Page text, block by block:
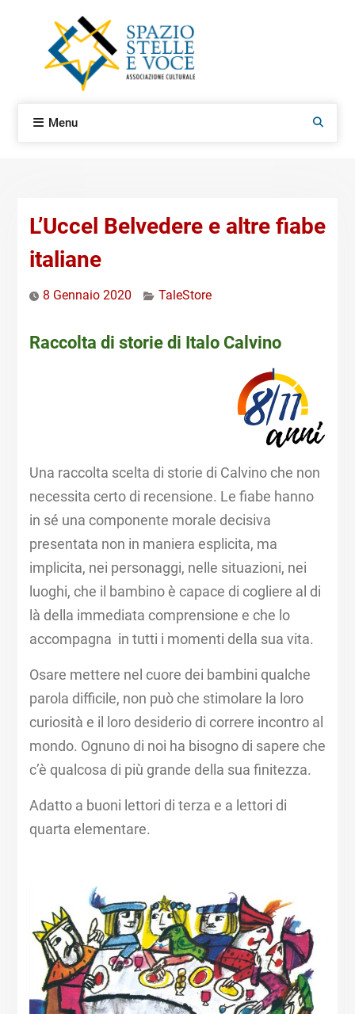
Menu Search
L’Uccel Belvedere e altre fiabe
italiane
8 Gennaio 2020 TaleStore
Raccolta di storie di Italo Calvino
Una raccolta scelta di storie di Calvino che non
necessita certo di recensione. Le fiabe hanno
in sé una componente morale decisiva
presentata non in maniera esplicita, ma
implicita, nei personaggi, nelle situazioni, nei
luoghi, che il bambino è capace di cogliere al di
là della immediata comprensione e che lo
accompagna in tutti i momenti della sua vita.
Osare mettere nel cuore dei bambini qualche
parola difficile, non può che stimolare la loro
curiosità e il loro desiderio di correre incontro al
mondo. Ognuno di noi ha bisogno di sapere che
c’è qualcosa di più grande della sua finitezza.
Adatto a buoni lettori di terza e a lettori di
quarta elementare.